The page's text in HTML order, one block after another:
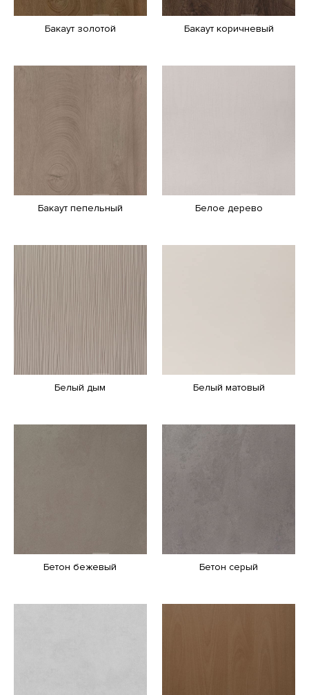
Бакаут золотой Бакаут коричневый
Бакаут пепельный Белое дерево
Белый дым Белый матовый
Бетон бежевый Бетон серый